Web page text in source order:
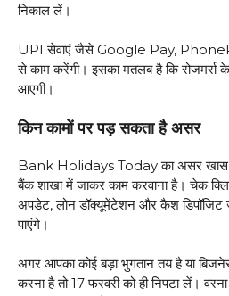
निकाल लें।
UPI सेवाएं जैसे Google Pay,
से काम करेंगी। इसका मतलब है कि रोजमर्रा
आएगी।
किन कामों पर पड़ सकता है असर
Bank Holidays Today का असर खास
बैंक शाखा में जाकर काम करवाना है। चेक
अपडेट, लोन डॉक्यूमेंटेशन और कैश डिपॉजिट
पाएंगे।
अगर आपका कोई बड़ा भुगतान तय है या
करना है तो 17 फरवरी को ही निपटा लें।